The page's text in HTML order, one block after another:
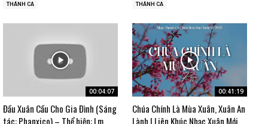
THÁNH CA THÁNH CA
00:04:07
Đầu Xuân Cầu Cho Gia Đình (Sáng
tác: Phanxico) – Thể hiện: Lm.
00:41:19
Chúa Chính Là Mùa Xuân, Xuân An
Lành | Liên Khúc Nhạc Xuân Mới